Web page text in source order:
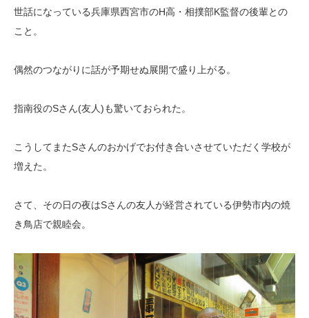
世話になっている兵庫県西宮市のH高・相撲部K監督の後輩との
こと。
偶然のつながりに話が予期せぬ展開で盛り上がる。
指南役のSさん(友人)も驚いておられた。
こうしてまたSさんのおかげでお付き合いさせていただく学校が
増えた。
さて、その日の夜はSさんの友人が経営されている伊勢市内の焼
き鳥店で親睦会。